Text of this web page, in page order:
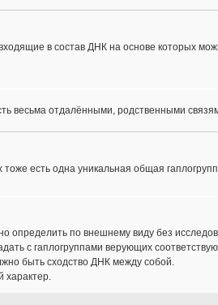
в состав ДНК на основе которых
весьма отдалёнными, родственными
есть одна уникальная общая
определить по внешнему виду без
с гаплогруппами верующих
быть сходство ДНК между собой.